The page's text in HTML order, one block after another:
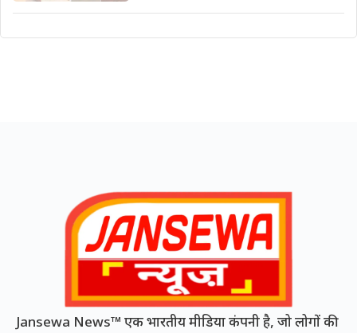
Jansewa News™ एक भारतीय मीडिया कंपनी है, जो लोगों की